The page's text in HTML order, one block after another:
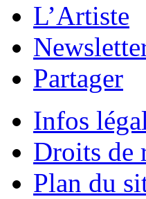
L’Artiste
Partager
Infos
Droits de
Plan du